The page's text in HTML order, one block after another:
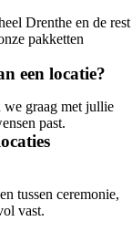
Drenthe en de rest
pakketten
een locatie?
we graag met jullie
past.
tussen ceremonie,
vast.